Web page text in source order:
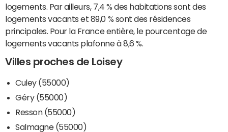
logements. Par ailleurs, 7,4 % des habitations sont des
logements vacants et 89,0 % sont des résidences
principales. Pour la France entière, le pourcentage de
logements vacants plafonne à 8,6 %.
Villes proches de Loisey
Culey (55000)
Géry (55000)
Resson (55000)
Salmagne (55000)